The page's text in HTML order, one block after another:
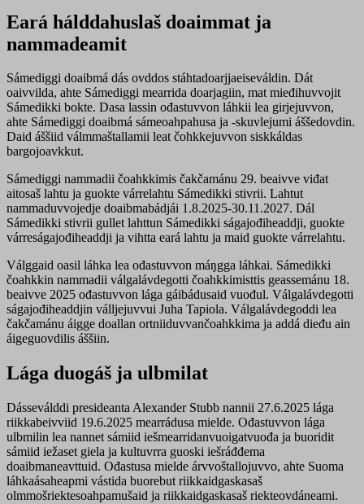
Eará hálddahuslaš doaimmat ja
nammadeamit
Sámediggi doaibmá dás ovddos stáhtadoarjjaeiseváldin. Dát
oaivvilda, ahte Sámediggi mearrida doarjagiin, mat mieđihuvvojit
Sámedikki bokte. Dasa lassin ođastuvvon láhkii lea girjejuvvon,
ahte Sámediggi doaibmá sámeoahpahusa ja -skuvlejumi áššedovdin.
Daid áššiid válmmaštallamii leat čohkkejuvvon siskkáldas
bargojoavkkut.
Sámediggi nammadii čoahkkimis čakčamánu 29. beaivve viđat
aitosaš lahtu ja guokte várrelahtu Sámedikki stivrii. Lahtut
nammaduvvojedje doaibmabádjái 1.8.2025-30.11.2027. Dál
Sámedikki stivrii gullet lahttun Sámedikki ságajođiheaddji, guokte
várreságajođiheaddji ja vihtta eará lahtu ja maid guokte várrelahtu.
Válggaid oasil láhka lea ođastuvvon máŋgga láhkai. Sámedikki
čoahkkin nammadii válgalávdegotti čoahkkimisttis geassemánu 18.
beaivve 2025 ođastuvvon lága gáibádusaid vuođul. Válgalávdegotti
ságajođiheaddjin válljejuvvui Juha Tapiola. Válgalávdegoddi lea
čakčamánu áigge doallan ortniiduvvančoahkkima ja addá dieđu ain
áigeguovdilis áššiin.
Lága duogáš ja ulbmilat
Dásseválddi presideanta Alexander Stubb nannii 27.6.2025 lága
riikkabeivviid 19.6.2025 mearrádusa mielde. Ođastuvvon lága
ulbmilin lea nannet sámiid iešmearridanvuoigatvuođa ja buoridit
sámiid iežaset giela ja kultuvrra guoski iešráđđema
doaibmaneavttuid. Ođastusa mielde árvvoštallojuvvo, ahte Suoma
láhkaásaheapmi vástida buorebut riikkaidgaskasaš
olmmošriektesoahpamušaid ja riikkaidgaskasaš riekteovdáneami.